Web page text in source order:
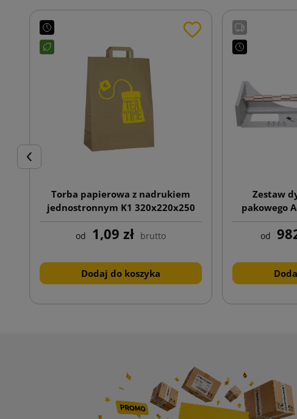
Poprzedni
Torba papierowa z nadrukiem
jednostronnym K1 320x220x250
od 1,09 zł brutto
Dodaj do koszyka
Zestaw
pakowego
od